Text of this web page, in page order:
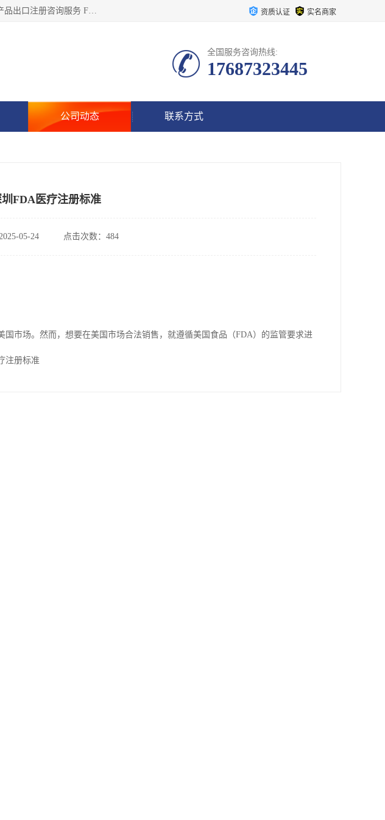
深圳市鼎顺检测认证有限公司专注于各类产品出口注册 产品注册 美国URN注册 跨境电商产品出口注册 产品出口注册咨询服务 FDA食品注册等我们是一家商务服务公司，为客户提供商标注册，本公司实力雄厚，能满足客户多种需求。 资质认证 实名商家
全国服务咨询热线:
17687323445
公司动态 联系方式
FDA医疗注册标准
05-24 点击次数：484
市场。然而，想要在美国市场合法销售，就遵循美国食品（FDA）的监管要求进
注册标准